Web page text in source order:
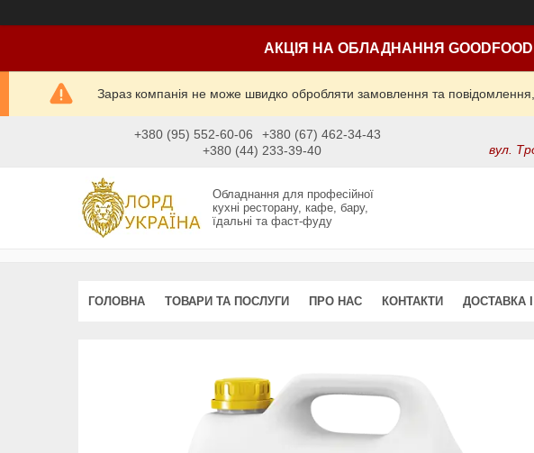
АКЦІЯ НА ОБЛАДНАННЯ
Зараз компанія не може швидко обробляти замовлення та
+380 (95) 552-60-06
+380 (67) 462-34-43
+380 (44) 233-39-40
вул.
Обладнання для професійної
кухні ресторану, кафе, бару,
їдальні та фаст-фуду
ГОЛОВНА ТОВАРИ ТА ПОСЛУГИ ПРО НАС КОНТАКТИ ДОСТАВКА